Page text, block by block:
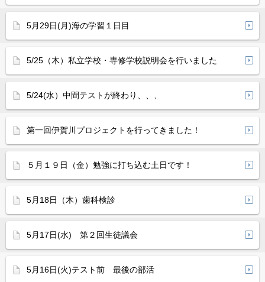
5月29日(月)海の学習１日目
5/25（木）私立学校・専修学校説明会を行いました
5/24(水）中間テストが終わり、、、
第一回伊賀川プロジェクトを行ってきました！
５月１９日（金）勉強に打ち込む土日です！
5月18日（木）歯科検診
5月17日(水) 第２回生徒議会
5月16日(火)テスト前 最後の部活